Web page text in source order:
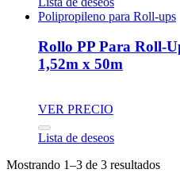
Polipropileno para Roll-ups
Rollo PP Para Roll-
1,52m x 50m
VER PRECIO
Lista de deseos
Mostrando 1–3 de 3 resultados